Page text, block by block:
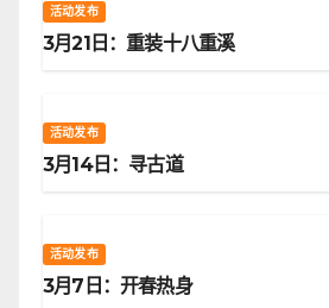
活动发布
3月21日：重装十八重溪
活动发布
3月14日：寻古道
活动发布
3月7日：开春热身